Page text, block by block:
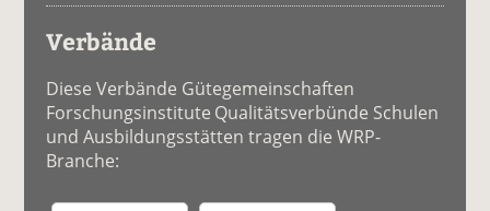
Verbände
Diese Verbände Gütegemeinschaften
Forschungsinstitute Qualitätsverbünde Schulen
und Ausbildungsstätten tragen die WRP-
Branche: